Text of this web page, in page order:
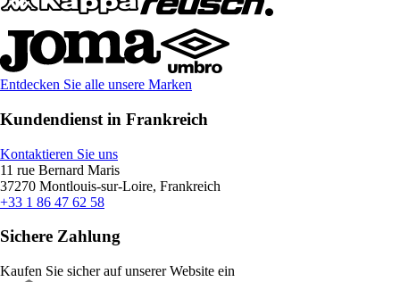
Entdecken Sie alle unsere Marken
Kundendienst in Frankreich
Kontaktieren Sie uns
11 rue Bernard Maris
37270 Montlouis-sur-Loire, Frankreich
+33 1 86 47 62 58
Sichere Zahlung
Kaufen Sie sicher auf unserer Website ein